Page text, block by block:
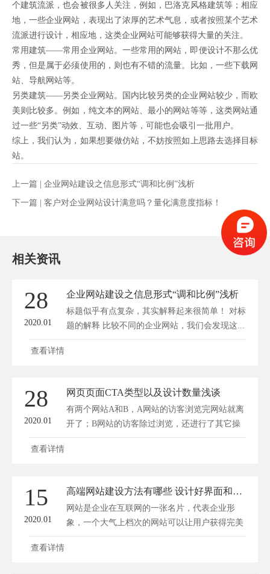
个建筑流派，也会被很多人关注，例如，巴洛克风格建筑等；相应
地，一些企业网站，表现出了浓厚的艺术气息，或者按照某个艺术
流派进行设计，相应地，这类企业网站可能够获得大量的关注。
常用建筑——常用企业网站。一些常用的网站，即便设计不那么优
秀，但是属于必须使用的，则也有不错的流量。比如，一些下载网
站、导航网站等。
另类建筑——另类企业网站。国内比较另类的企业网站较少，而欧
美则比较多。例如，纯文本的网站、最小的网站等等，这类网站通
过一些“另类”动效、互动、图片等，可能也会吸引一批用户。
综上，我们认为，如果想要做仿站，不妨按照如上思路去选择目标
站。
上一篇 | 企业网站建设之信息形式“调和比例”浅析
下一篇 | 客户对企业网站设计满意吗？量化满意度指标！
相关资讯
28
2020.01
企业网站建设之信息形式“调和比例”浅析
标题似乎有点复杂，其实解释起来很简单！ 对标
题的解释 比较不同的企业网站，我们会发现这...
查看详情
28
2020.01
网页页面CTA类型以及设计数量浅谈
有两个网站A和B，A网站的访客浏览完网站就离
开了；B网站的访客除过浏览，还进行了其它操
作。...
查看详情
15
2020.01
高端网站建设方法有哪些 设计好界面和选好图片
网站是企业在互联网的一张名片，代表企业形
象，一个大气上档次的网站可以让用户获得完美
的...
查看详情